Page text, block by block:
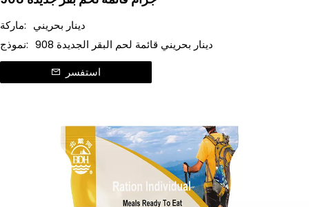
ماركة: دينار بحريني
نموذج:
908 دينار بحريني قائمة لحم البقر الجديدة
استفسر